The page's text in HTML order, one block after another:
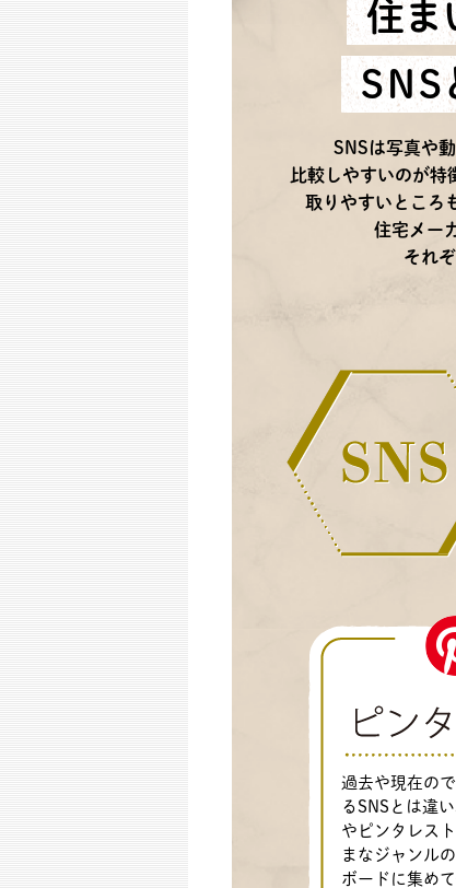
住ま
SNS
SNSは写真や
比較しやすいのが
取りやすいところ
住宅メー
それ
過去や現在の
るSNSとは違
やピンタレス
まなジャンル
ボードに集め